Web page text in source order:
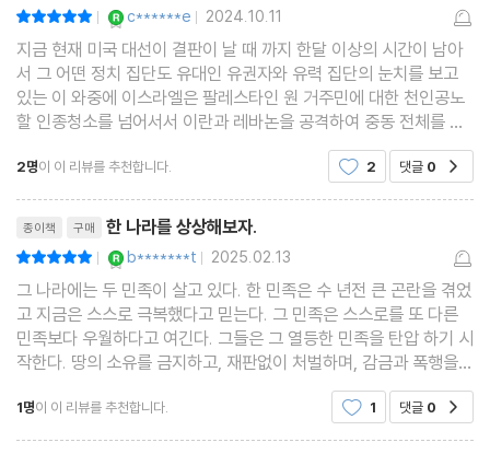
옮긴이의 말
타임라인
주석
| c******e | 2024.10.11
지금 현재 미국 대선이 결판이 날 때 까지 한달 이상의 시간이 남아
서 그 어떤 정치 집단도 유대인 유권자와 유력 집단의 눈치를 보고
있는 이 와중에 이스라엘은 팔레스타인 원 거주민에 대한 천인공노
할 인종청소를 넘어서서 이란과 레바논을 공격하여 중동 전체를 전
쟁으로 끌어들이려 하고 있습니다.이스라엘의 이런 만행에 대해 비
난하는 사람들은 많지만 정작 우리나라를 포함해서
2명이 이 리뷰를 추천합니다. 2 댓글 0
종이책 구매 한 나라를 상상해보자.
| b*******t | 2025.02.13
그 나라에는 두 민족이 살고 있다. 한 민족은 수 년전 큰 곤란을 겪었
고 지금은 스스로 극복했다고 믿는다. 그 민족은 스스로를 또 다른
민족보다 우월하다고 여긴다. 그들은 그 열등한 민족을 탄압 하기 시
작한다. 땅의 소유를 금지하고, 재판없이 처벌하며, 감금과 폭행을
일삼는다. 나중에는 자신들의 땅에서 그들을 추방 하려고도 한다. 결
국에는 수 많은 사람들을 학살하고 주변 국
1명이 이 리뷰를 추천합니다. 1 댓글 0